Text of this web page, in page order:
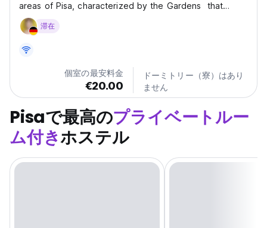
areas of Pisa, characterized by the Gardens that
surround it will know offer a comfortable stay for the
duration of your stay. Located in a former 19th-century
滞在
個室の最安料金
€20.00
ドーミトリー（寮）はあり
ません
Pisaで最高のプライベートルー
ム付きホステル